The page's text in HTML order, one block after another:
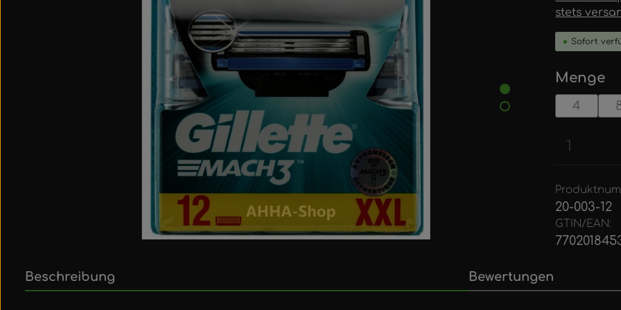
stets
Sofort
Menge
4
20-003-12
GTIN/EAN:
Beschreibung Bewertungen